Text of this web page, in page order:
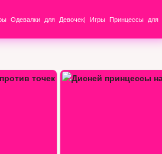
Одевалки для Девочек|
Игры Принцессы для